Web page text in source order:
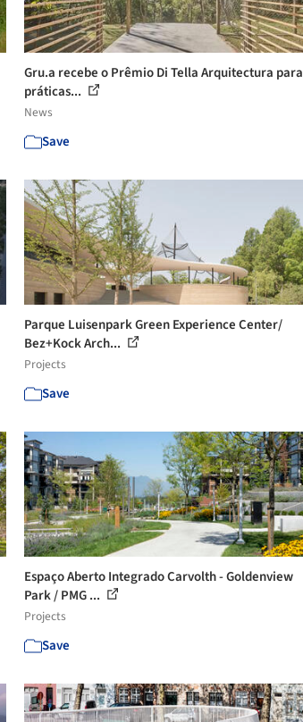
Gru.a recebe o Prêmio Di Tella Arquitectura para
práticas...
News
Save
Parque Luisenpark Green Experience Center/
Bez+Kock Arch...
Projects
Save
Espaço Aberto Integrado Carvolth - Goldenview
Park / PMG ...
Projects
Save